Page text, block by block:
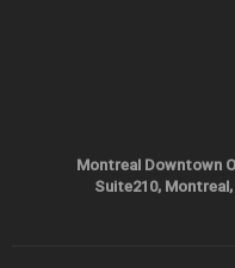
Montreal Downtown
Suite210, Montreal,